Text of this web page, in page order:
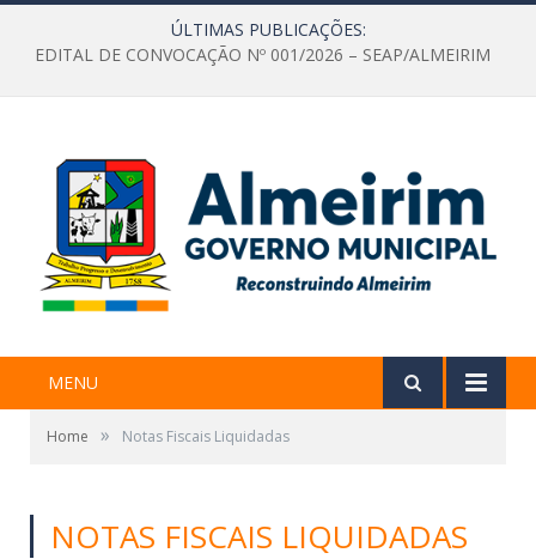
ÚLTIMAS PUBLICAÇÕES:
EDITAL DE CONVOCAÇÃO Nº 001/2026 – SEAP/ALMEIRIM
MENU
Home » Notas Fiscais Liquidadas
NOTAS FISCAIS LIQUIDADAS